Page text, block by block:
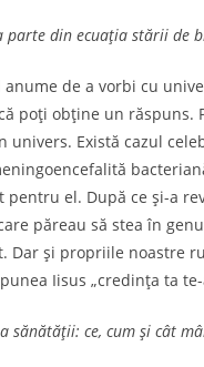
parte din ecuaţia stării de
anume de a vorbi cu
poţi obţine un
univers. Există cazul
el. După ce şi-a
păreau să stea în
Dar şi propriile noastre
Iisus „credinţa ta te-
ce, cum şi cât